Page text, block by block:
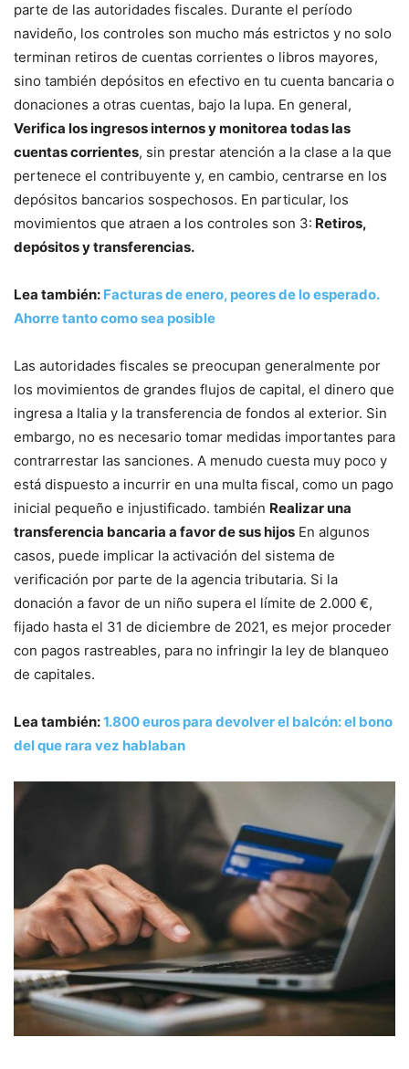
parte de las autoridades fiscales. Durante el período
navideño, los controles son mucho más estrictos y no solo
terminan retiros de cuentas corrientes o libros mayores,
sino también depósitos en efectivo en tu cuenta bancaria o
donaciones a otras cuentas, bajo la lupa. En general,
Verifica los ingresos internos y monitorea todas las
cuentas corrientes, sin prestar atención a la clase a la que
pertenece el contribuyente y, en cambio, centrarse en los
depósitos bancarios sospechosos. En particular, los
movimientos que atraen a los controles son 3: Retiros,
depósitos y transferencias.
Lea también: Facturas de enero, peores de lo esperado.
Ahorre tanto como sea posible
Las autoridades fiscales se preocupan generalmente por
los movimientos de grandes flujos de capital, el dinero que
ingresa a Italia y la transferencia de fondos al exterior. Sin
embargo, no es necesario tomar medidas importantes para
contrarrestar las sanciones. A menudo cuesta muy poco y
está dispuesto a incurrir en una multa fiscal, como un pago
inicial pequeño e injustificado. también Realizar una
transferencia bancaria a favor de sus hijos En algunos
casos, puede implicar la activación del sistema de
verificación por parte de la agencia tributaria. Si la
donación a favor de un niño supera el límite de 2.000 €,
fijado hasta el 31 de diciembre de 2021, es mejor proceder
con pagos rastreables, para no infringir la ley de blanqueo
de capitales.
Lea también:1.800 euros para devolver el balcón: el bono
del que rara vez hablaban